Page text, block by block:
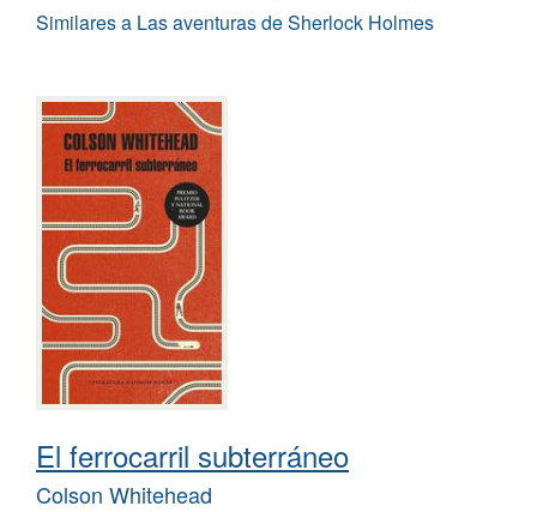
Similares a Las aventuras de Sherlock Holmes
El ferrocarril subterráneo
Colson Whitehead